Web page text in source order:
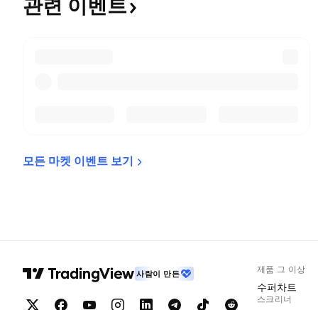
관련 이벤트
모든 마켓 이벤트 보기
사람이 만든 제품 그 이상
수퍼차트
스크리너